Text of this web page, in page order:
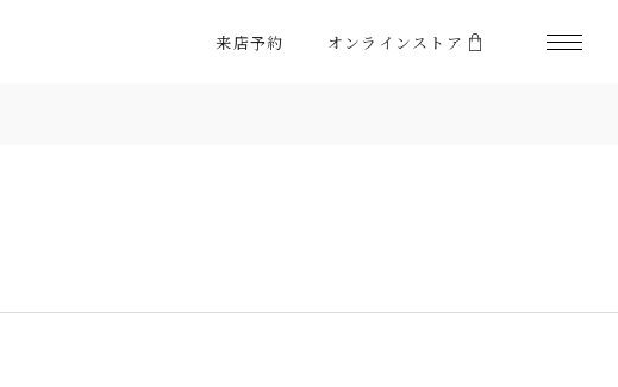
来店予約 オンラインストア